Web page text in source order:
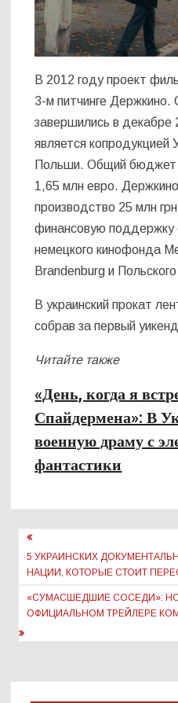
В 2012 году проект
3-м питчинге Держкино.
завершились в декабре
является копродукцией
Польши. Общий бюджет
1,65 млн евро.
производство 25 млн
финансовую поддержку
немецкого кинофонда
Brandenburg и
В украинский прокат
собрав за первый
Читайте также
«День, когда я
Спайдермена»: В
военную драму с
фантастики
Навигация
по
записям
5 УКРАИНСКИХ
НАЦИИ, КОТОРЫЕ СТОИТ
«СУМАСШЕДШИЕ СОСЕДИ»:
ОФИЦИАЛЬНОМ ТРЕЙЛЕРЕ